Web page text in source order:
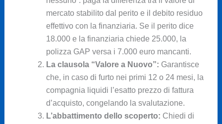
mercato stabilito dal perito e il debito residuo
effettivo con la finanziaria. Se il perito dice
18.000 e la finanziaria chiede 25.000, la
polizza GAP versa i 7.000 euro mancanti.
La clausola “Valore a Nuovo”: Garantisce
che, in caso di furto nei primi 12 o 24 mesi, la
compagnia liquidi l’esatto prezzo di fattura
d’acquisto, congelando la svalutazione.
L’abbattimento dello scoperto: Chiedi di